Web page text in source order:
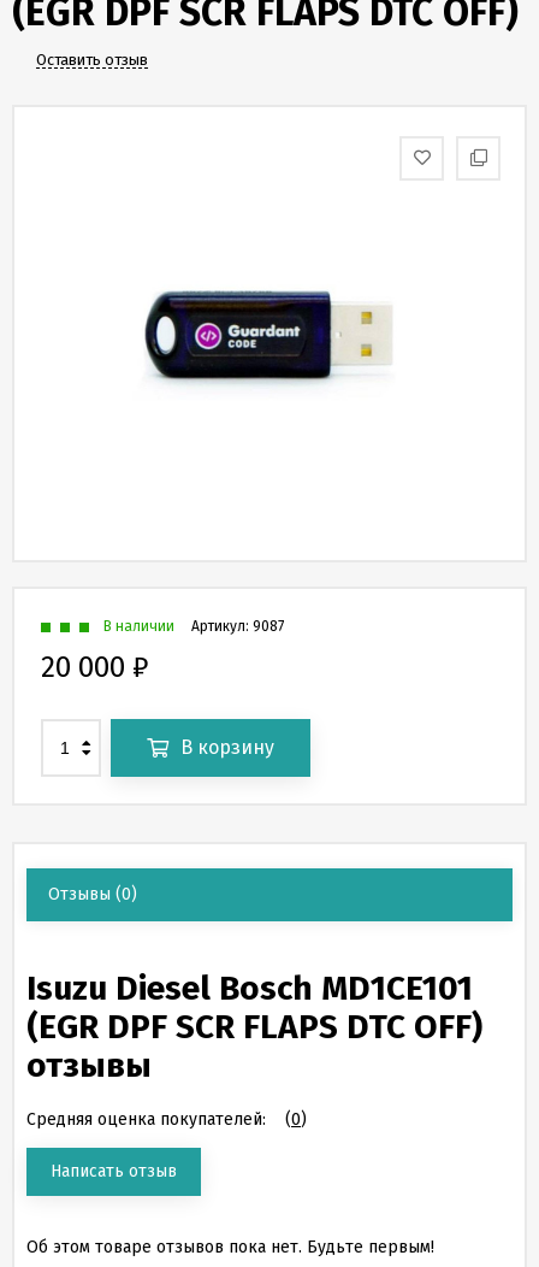
Скидки
и
бонусы
(EGR DPF SCR FLAPS DTC OFF)
Оставить отзыв
Артикул: 9087
В наличии
20 000 ₽
В корзину
Отзывы (0)
Isuzu Diesel Bosch MD1CE101
(EGR DPF SCR FLAPS DTC OFF)
отзывы
Средняя оценка покупателей: (0)
Написать отзыв
Об этом товаре отзывов пока нет. Будьте первым!